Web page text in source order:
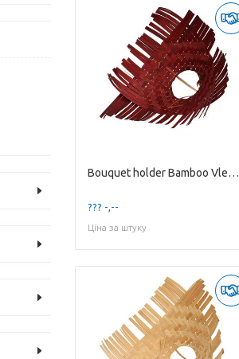
Bouquet holder Bamboo Vlecht D25cm
??? -,--
Ціна за штуку